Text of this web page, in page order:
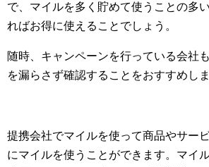
で、マイルを多く貯めて使うことの多
ればお得に使えることでしょう。
随時、キャンペーンを行っている会社
を漏らさず確認することをおすすめしま
提携会社でマイルを使って商品やサー
にマイルを使うことができます。マイ